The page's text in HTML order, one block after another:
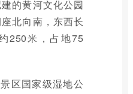
的黄河文化公园
北向南，东西长
250米，占地75
区国家级湿地公